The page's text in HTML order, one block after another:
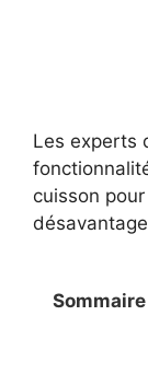
Les experts
cuisson
Sommaire